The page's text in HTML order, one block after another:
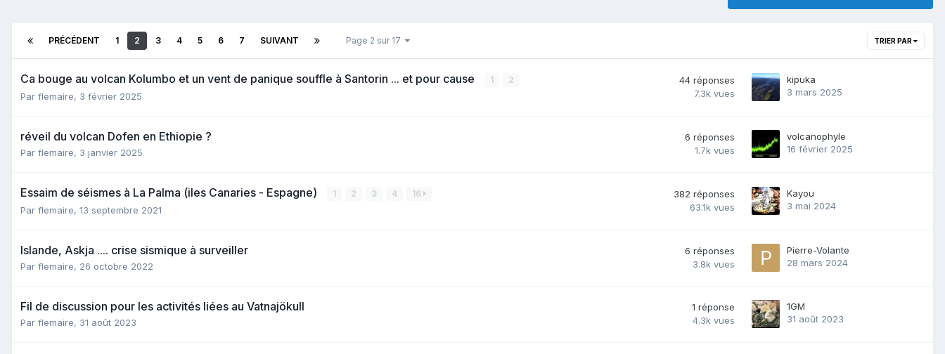
TRIER PAR
PRÉCÉDENT 1 2 3 4 5 6 7 SUIVANT Page 2 sur 17
Ca bouge au volcan Kolumbo et un vent de panique souffle à Santorin ... et pour cause 1 2
Par flemaire, 3 février 2025
44 réponses
7.3k vues
kipuka
3 mars 2025
réveil du volcan Dofen en Ethiopie ?
Par flemaire, 3 janvier 2025
6 réponses
1.7k vues
volcanophyle
16 février 2025
Essaim de séismes à La Palma (iles Canaries - Espagne) 1 2 3 4 16
Par flemaire, 13 septembre 2021
382 réponses
63.1k vues
Kayou
3 mai 2024
Islande, Askja .... crise sismique à surveiller
Par flemaire, 26 octobre 2022
6 réponses
3.8k vues
Pierre-Volante
28 mars 2024
Fil de discussion pour les activités liées au Vatnajökull
Par flemaire, 31 août 2023
1 réponse
4.3k vues
1GM
31 août 2023